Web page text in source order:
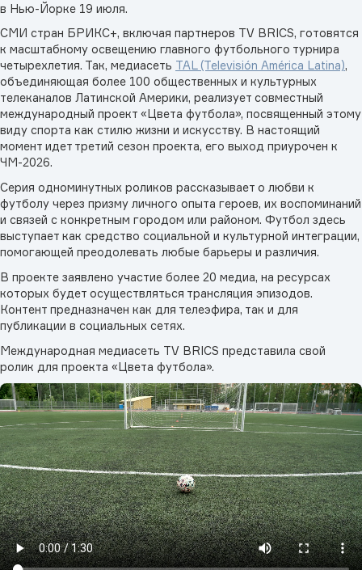
в Нью-Йорке 19 июля.
СМИ стран БРИКС+, включая партнеров TV BRICS, готовятся
к масштабному освещению главного футбольного турнира
четырехлетия. Так, медиасеть TAL (Televisión América Latina),
объединяющая более 100 общественных и культурных
телеканалов Латинской Америки, реализует совместный
международный проект «Цвета футбола», посвященный этому
виду спорта как стилю жизни и искусству. В настоящий
момент идет третий сезон проекта, его выход приурочен к
ЧМ-2026.
Серия одноминутных роликов рассказывает о любви к
футболу через призму личного опыта героев, их воспоминаний
и связей с конкретным городом или районом. Футбол здесь
выступает как средство социальной и культурной интеграции,
помогающей преодолевать любые барьеры и различия.
В проекте заявлено участие более 20 медиа, на ресурсах
которых будет осуществляться трансляция эпизодов.
Контент предназначен как для телеэфира, так и для
публикации в социальных сетях.
Международная медиасеть TV BRICS представила свой
ролик для проекта «Цвета футбола».